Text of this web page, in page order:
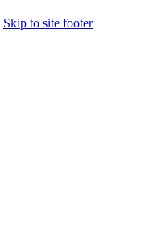
Skip to site footer